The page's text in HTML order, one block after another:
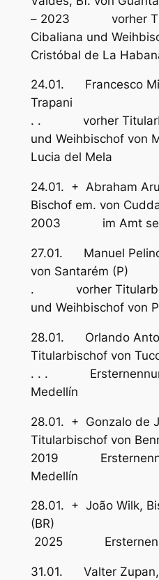
– 2023 vorher
Cibaliana und
Cristóbal de La
24.01. Francesco
Trapani
. . vorher
und Weihbischof von
Lucia del Mela
24.01. + Abraham
Bischof em. von
2003 im Amt seit
27.01. Manuel
von Santarém
. vorher
und Weihbischof von
28.01. Orlando
Titularbischof von
. . .
Medellín
28.01. + Gonzalo de
Titularbischof von
2019
Medellín
28.01. + João Wilk,
(BR)
2025
31.01. Valter Zupan,